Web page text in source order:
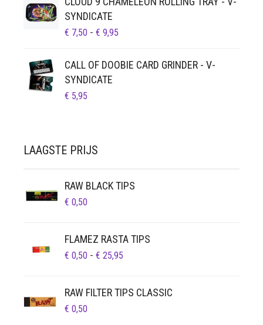
SYNDICATE
€ 7,50 - € 9,95
€ 9,95
CALL OF DOOBIE CARD GRINDER - V-
SYNDICATE
€ 5,95
LAAGSTE PRIJS
RAW BLACK TIPS
€ 0,50
FLAMEZ RASTA TIPS
€ 0,50 - € 25,95
€ 25,95
RAW FILTER TIPS CLASSIC
€ 0,50